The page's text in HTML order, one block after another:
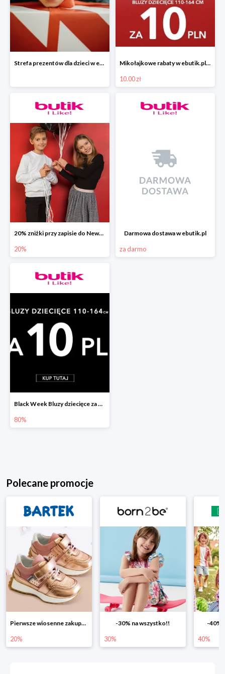
Strefa prezentów dla dzieci w ebutik.pl Mikołajkowe rabaty w ebutik.pl bluzy dziecięce za 10 zł
10.00 zł
20% zniżki przy zapisie do Newslettera ebutik.pl
20%
Darmowa dostawa w ebutik.pl
za darmo
Black Week Bluzy dziecięce za 10zł
80%
Polecane promocje
-30% na wszystko!!
30%
-40% na drugą sztukę
40% 25%